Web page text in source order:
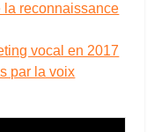
la reconnaissance
vocal en 2017
par la voix